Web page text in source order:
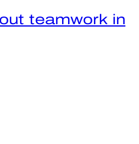
teamwork in